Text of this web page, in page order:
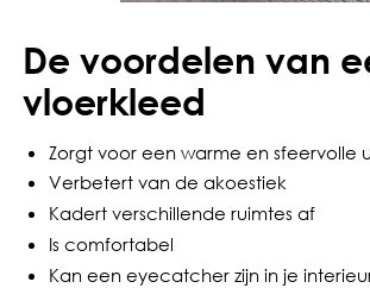
De voordelen van
vloerkleed
Zorgt voor een warme en sfeervolle
Verbetert van de akoestiek
Kadert verschillende ruimtes af
Is comfortabel
Kan een eyecatcher zijn in je